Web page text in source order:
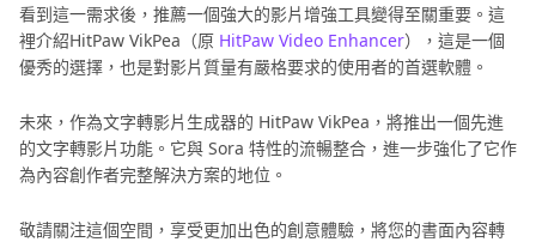
看到這一需求後，推薦一個強大的影片增強工具變得至關重要。這
裡介紹HitPaw VikPea（原 HitPaw Video Enhancer），這是一個
優秀的選擇，也是對影片質量有嚴格要求的使用者的首選軟體。
未來，作為文字轉影片生成器的 HitPaw VikPea，將推出一個先進
的文字轉影片功能。它與 Sora 特性的流暢整合，進一步強化了它作
為內容創作者完整解決方案的地位。
敬請關注這個空間，享受更加出色的創意體驗，將您的書面內容轉